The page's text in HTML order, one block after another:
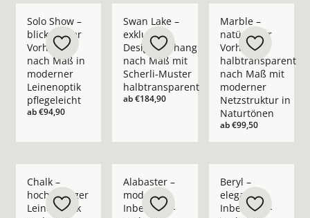
Solo Show –
blickdichter
Vorhang
nach Maß in
moderner
Leinenoptik
pflegeleicht
ab€94,90
Swan Lake –
exklusiver
Design-Vorhang
nach Maß mit
Scherli-Muster
halbtransparent
ab€184,90
Marble –
natürlicher
Vorhang
halbtransparent
nach Maß mit
moderner
Netzstruktur in
Naturtönen
ab€99,50
Chalk –
hochwertiger
Leinenoptik
Alabaster –
moderner
Inbetween-
Beryl –
eleganter
Inbetween-